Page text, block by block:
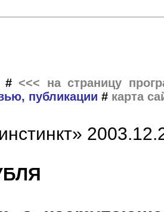
<<< на страницу
публикации # карта